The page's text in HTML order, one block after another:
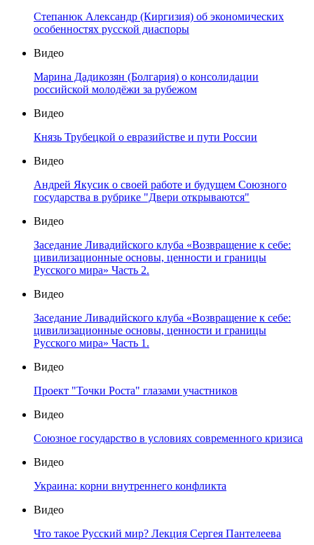
Степанюк Александр (Киргизия) об экономических
особенностях русской диаспоры
Видео
Марина Дадикозян (Болгария) о консолидации
российской молодёжи за рубежом
Видео
Князь Трубецкой о евразийстве и пути России
Видео
Андрей Якусик о своей работе и будущем Союзного
государства в рубрике "Двери открываются"
Видео
Заседание Ливадийского клуба «Возвращение к себе:
цивилизационные основы, ценности и границы
Русского мира» Часть 2.
Видео
Заседание Ливадийского клуба «Возвращение к себе:
цивилизационные основы, ценности и границы
Русского мира» Часть 1.
Видео
Проект "Точки Роста" глазами участников
Видео
Союзное государство в условиях современного кризиса
Видео
Украина: корни внутреннего конфликта
Видео
Что такое Русский мир? Лекция Сергея Пантелеева